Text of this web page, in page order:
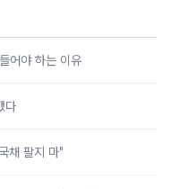
어야 하는 이유
다
채 팔지 마"